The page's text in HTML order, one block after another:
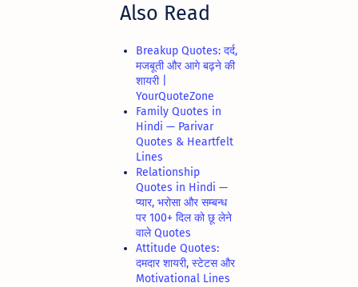
Also Read
Breakup Quotes: दर्द,
मजबूती और आगे बढ़ने की
शायरी |
YourQuoteZone
Family Quotes in
Hindi — Parivar
Quotes & Heartfelt
Lines
Relationship
Quotes in Hindi —
प्यार, भरोसा और सम्बन्ध
पर 100+ दिल को छू लेने
वाले Quotes
Attitude Quotes:
दमदार शायरी, स्टेटस और
Motivational Lines